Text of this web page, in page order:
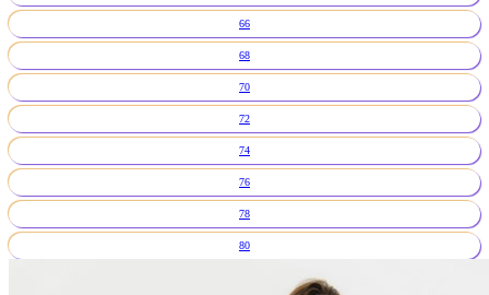
66
68
70
72
74
76
78
80